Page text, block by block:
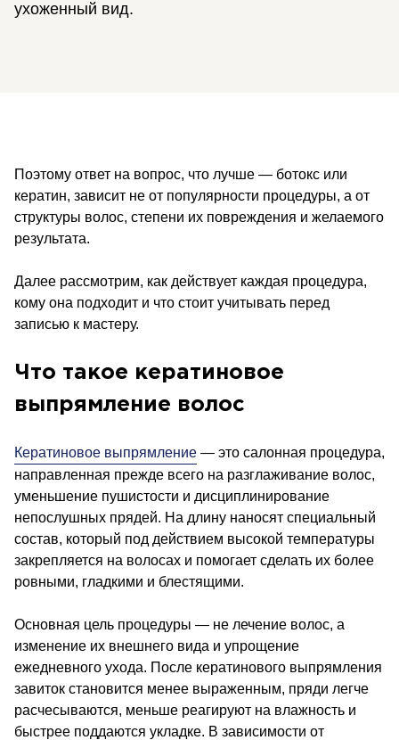
ухоженный вид.
Поэтому ответ на вопрос, что лучше — ботокс или
кератин, зависит не от популярности процедуры, а от
структуры волос, степени их повреждения и желаемого
результата.
Далее рассмотрим, как действует каждая процедура,
кому она подходит и что стоит учитывать перед
записью к мастеру.
Что такое кератиновое
выпрямление волос
Кератиновое выпрямление — это салонная процедура,
направленная прежде всего на разглаживание волос,
уменьшение пушистости и дисциплинирование
непослушных прядей. На длину наносят специальный
состав, который под действием высокой температуры
закрепляется на волосах и помогает сделать их более
ровными, гладкими и блестящими.
Основная цель процедуры — не лечение волос, а
изменение их внешнего вида и упрощение
ежедневного ухода. После кератинового выпрямления
завиток становится менее выраженным, пряди легче
расчесываются, меньше реагируют на влажность и
быстрее поддаются укладке. В зависимости от